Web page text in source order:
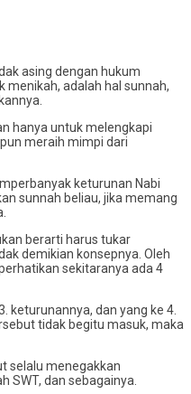
asing dengan hukum
menikah, adalah hal sunnah,
hanya untuk melengkapi
meraih mimpi dari
keturunan Nabi
sunnah beliau, jika memang
berarti harus tukar
demikian konsepnya. Oleh
sekitaranya ada 4
keturunannya, dan yang ke 4.
tidak begitu masuk, maka
selalu menegakkan
SWT, dan sebagainya.